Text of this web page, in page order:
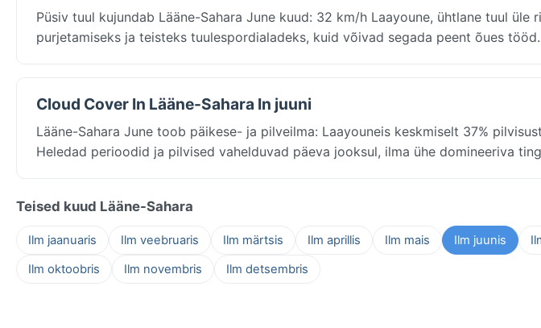
Püsiv tuul kujundab Lääne-Sahara June kuud: 32 km/h Laayoune, ühtlane tuul üle
purjetamiseks ja teisteks tuulespordialadeks, kuid võivad segada peent õues tööd.
Cloud Cover In Lääne-Sahara In juuni
Lääne-Sahara June toob päikese- ja pilveilma: Laayouneis keskmiselt 37%
Heledad perioodid ja pilvised vahelduvad päeva jooksul, ilma ühe domineeriva
Teised kuud Lääne-Sahara
Ilm jaanuaris Ilm veebruaris Ilm märtsis Ilm aprillis Ilm mais Ilm juunis
Ilm oktoobris
Ilm novembris Ilm detsembris